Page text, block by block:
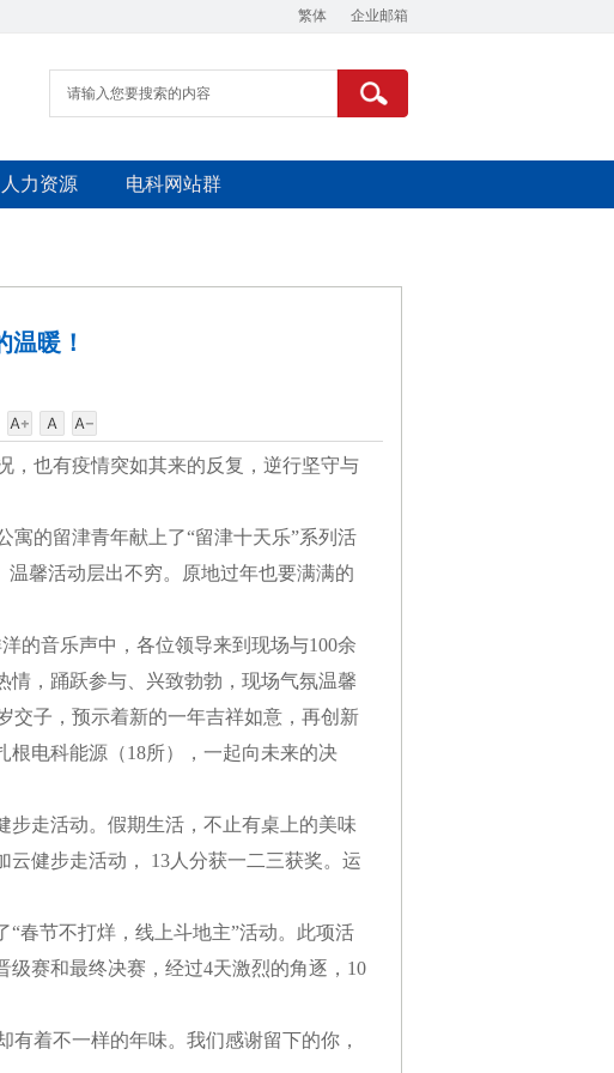
繁体 企业邮箱
人力资源 电科网站群
温暖！
也有疫情突如其来的反复，逆行坚守与
的留津青年献上了“留津十天乐”系列活
温馨活动层出不穷。原地过年也要满满的
的音乐声中，各位领导来到现场与100余
情，踊跃参与、兴致勃勃，现场气氛温馨
交子，预示着新的一年吉祥如意，再创新
根电科能源（18所），一起向未来的决
走活动。假期生活，不止有桌上的美味
健步走活动， 13人分获一二三获奖。运
春节不打烊，线上斗地主”活动。此项活
级赛和最终决赛，经过4天激烈的角逐，10
着不一样的年味。我们感谢留下的你，